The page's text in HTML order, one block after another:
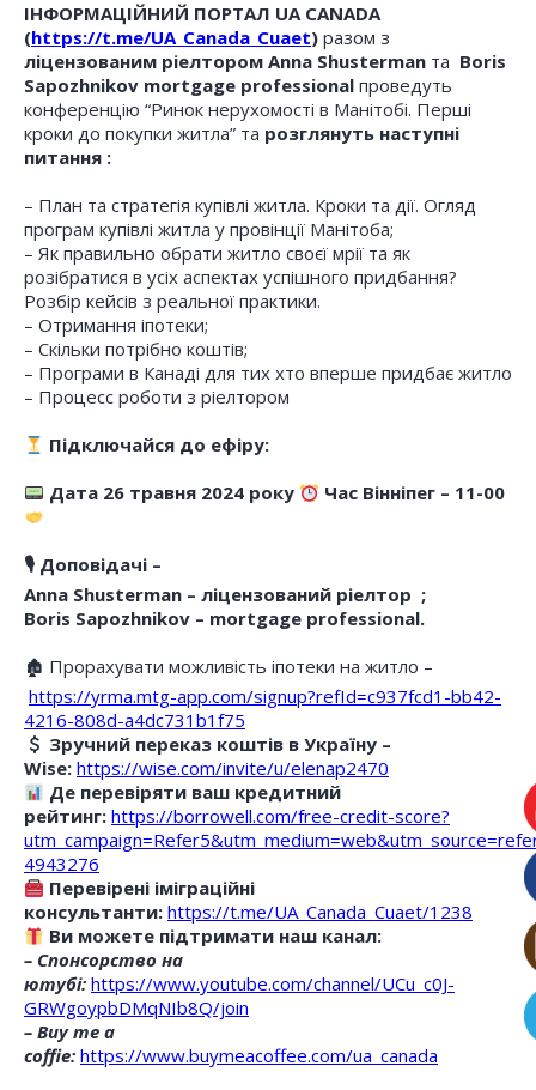
ІНФОРМАЦІЙНИЙ ПОРТАЛ UA CANADA
(https://t.me/UA_Canada_Cuaet) разом з
ліцензованим ріелтором Anna Shusterman та Boris
Sapozhnikov mortgage professional проведуть
конференцію “Ринок нерухомості в Манітобі. Перші
кроки до покупки житла” та розглянуть наступні
питання :
– План та стратегія купівлі житла. Кроки та дії. Огляд
програм купівлі житла у провінції Манітоба;
– Як правильно обрати житло своєї мрії та як
розібратися в усіх аспектах успішного придбання?
Розбір кейсів з реальної практики.
– Отримання іпотеки;
– Скільки потрібно коштів;
– Програми в Канаді для тих хто вперше придбає житло
– Процесс роботи з ріелтором
Підключайся до ефіру:
Дата 26 травня 2024 року
Час Вінніпег – 11-00
🎙 Доповідачі –
Anna Shusterman – ліцензований ріелтор ;
Boris Sapozhnikov – mortgage professional.
🏚 Прорахувати можливість іпотеки на житло –
https://yrma.mtg-app.com/signup?refId=c937fcd1-bb42-
4216-808d-a4dc731b1f75
Зручний переказ коштів в Україну –
Wise: https://wise.com/invite/u/elenap2470
Де перевіряти ваш кредитний
рейтинг: https://borrowell.com/free-credit-score?
4943276
Перевірені іміграційні
консультанти: https://t.me/UA_Canada_Cuaet/1238
Ви можете підтримати наш канал:
– Спонсорство на
ютубі: https://www.youtube.com/channel/UCu_c0J-
GRWgoypbDMqNIb8Q/join
– Buy me a
coffie: https://www.buymeacoffee.com/ua_canada